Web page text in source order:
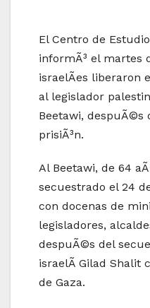
El Centro de
informÃ³ el martes
israelÃ­es liberaron
al legislador
Beetawi, despuÃ©s
prisiÃ³n.
Al Beetawi, de 64
secuestrado el 24
con docenas de
legisladores,
despuÃ©s del
israelÃ­ Gilad Shalit
de Gaza.